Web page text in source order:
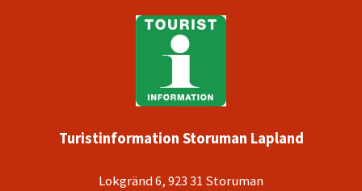
Turistinformation Storuman Lapland
Lokgränd 6, 923 31 Storuman